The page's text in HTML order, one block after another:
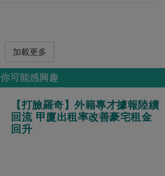
加載更多
你可能感興趣
【打臉羅奇】外籍專才據報陸續
回流 甲廈出租率改善豪宅租金
回升